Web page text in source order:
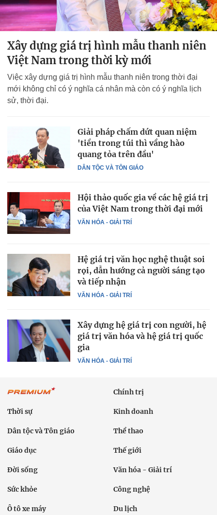
Xây dựng giá trị hình mẫu thanh niên
Việt Nam trong thời kỳ mới
Việc xây dựng giá trị hình mẫu thanh niên trong thời đại
mới không chỉ có ý nghĩa cá nhân mà còn có ý nghĩa lịch
sử, thời đại.
DÂN TỘC VÀ TÔN GIÁO
Giải pháp chấm dứt quan niệm
'tiền trong túi thì vầng hào
quang tỏa trên đầu'
VĂN HÓA - GIẢI TRÍ
Hội thảo quốc gia về các hệ giá trị
của Việt Nam trong thời đại mới
VĂN HÓA - GIẢI TRÍ
Hệ giá trị văn học nghệ thuật soi
rọi, dẫn hướng cả người sáng tạo
và tiếp nhận
VĂN HÓA - GIẢI TRÍ
Xây dựng hệ giá trị con người, hệ
giá trị văn hóa và hệ giá trị quốc
gia
Chính trị
Thời sự Kinh doanh
Dân tộc và Tôn giáo Thể thao
Giáo dục Thế giới
Đời sống Văn hóa - Giải trí
Sức khỏe Công nghệ
Ô tô xe máy Du lịch